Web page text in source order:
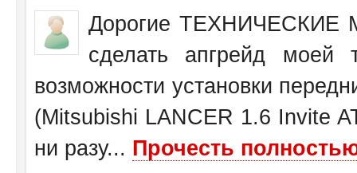
Дорогие ТЕХНИЧЕСКИЕ
сделать апгрейд моей
возможности установки
(Mitsubishi LANCER 1.6 Invite
ни разу... Прочесть